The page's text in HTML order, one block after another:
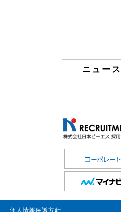
ニュー
個人情報保護方針